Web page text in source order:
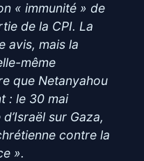
« immunité » de
de la CPI. La
avis, mais la
même
que Netanyahou
: le 30 mai
sur Gaza,
contre la
».